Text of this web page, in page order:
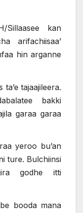
kan
arifachiisaa’
hin arganne
tajaajileera.
bakki
garaa garaa
yeroo bu’an
ture. Bulchiinsi
godhe itti
booda mana